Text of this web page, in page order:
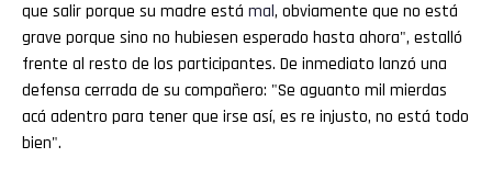
que salir porque su madre está mal, obviamente que no está
grave porque sino no hubiesen esperado hasta ahora", estalló
frente al resto de los participantes. De inmediato lanzó una
defensa cerrada de su compañero: "Se aguanto mil mierdas
acá adentro para tener que irse así, es re injusto, no está todo
bien".